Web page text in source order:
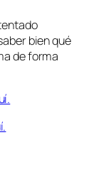
bien qué
de forma